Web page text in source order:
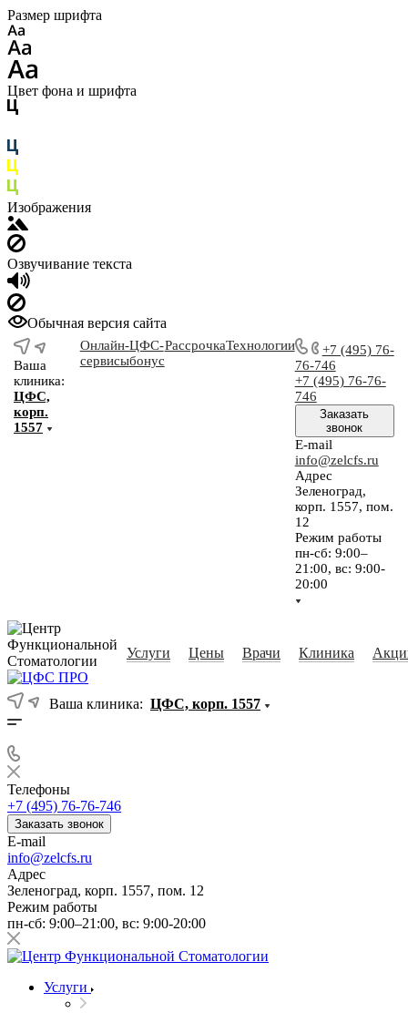
Размер шрифта
Цвет фона и шрифта
Изображения
Озвучивание текста
Обычная версия сайта
Ваша
клиника:
ЦФС,
корп.
1557
Онлайн-
сервисы
ЦФС-
бонус
РассрочкаТехнологии
+7 (495) 76-
76-746
+7 (495) 76-76-
746
Заказать
звонок
E-mail
info@zelcfs.ru
Адрес
Зеленоград,
корп. 1557, пом.
12
Режим работы
пн-сб: 9:00–
21:00, вс: 9:00-
20:00
Услуги Цены Врачи Клиника
Ваша клиника: ЦФС, корп. 1557
Телефоны
+7 (495) 76-76-746
Заказать звонок
E-mail
info@zelcfs.ru
Адрес
Зеленоград, корп. 1557, пом. 12
Режим работы
пн-сб: 9:00–21:00, вс: 9:00-20:00
Услуги